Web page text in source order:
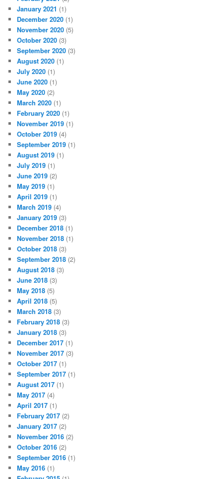
January 2021 (1)
December 2020 (1)
November 2020 (5)
October 2020 (3)
September 2020 (3)
August 2020 (1)
July 2020 (1)
June 2020 (1)
May 2020 (2)
March 2020 (1)
February 2020 (1)
November 2019 (1)
October 2019 (4)
September 2019 (1)
August 2019 (1)
July 2019 (1)
June 2019 (2)
May 2019 (1)
April 2019 (1)
March 2019 (4)
January 2019 (3)
December 2018 (1)
November 2018 (1)
October 2018 (3)
September 2018 (2)
August 2018 (3)
June 2018 (3)
May 2018 (5)
April 2018 (5)
March 2018 (3)
February 2018 (3)
January 2018 (3)
December 2017 (1)
November 2017 (3)
October 2017 (1)
September 2017 (1)
August 2017 (1)
May 2017 (4)
April 2017 (1)
February 2017 (2)
January 2017 (2)
November 2016 (2)
October 2016 (2)
September 2016 (1)
May 2016 (1)